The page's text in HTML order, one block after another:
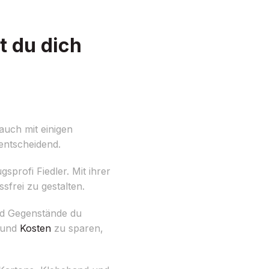
du dich
mit einigen
Fiedler. Mit ihrer
zu gestalten.
Gegenstände du
Kosten zu sparen,